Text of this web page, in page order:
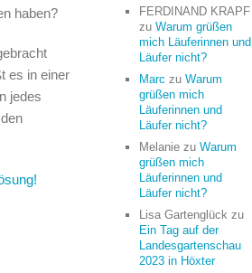
haben?
es in einer
jedes
FERDINAND KRAPF
zu Warum grüßen
mich Läuferinnen und
Läufer nicht?
Marc zu Warum
grüßen mich
Läuferinnen und
Läufer nicht?
Melaniezu Warum
grüßen mich
Läuferinnen und
Läufer nicht?
Lisa Gartenglück zu
Ein Tag auf der
Landesgartenschau
2023 in Höxter